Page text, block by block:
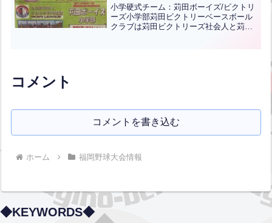
小学硬式チーム：苅田ボーイズ/ビクトリ
ーズ小学部苅田ビクトリーベースボール
クラブは苅田ビクトリーズ社会人と苅田
コメント
コメントを書き込む
ホーム 福岡野球大会情報
◆KEYWORDS◆